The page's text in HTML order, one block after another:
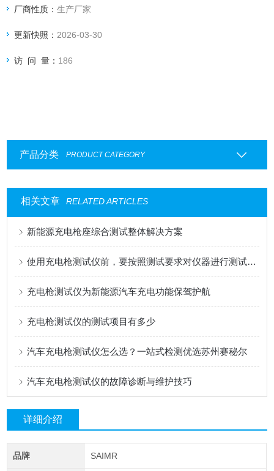
上，具备自学习回路快速生成测试组、MES系统对接、三级权
工、船舶等领域
厂商性质：生产厂家
更新快照： 2026-03-30
访 问 量： 186
产品分类 PRODUCT CATEGORY
相关文章 RELATED ARTICLES
新能源充电枪座综合测试整体解决方案
使用充电枪测试仪前，要按照测试要求对仪器进行测试再执行操作步骤
充电枪测试仪为新能源汽车充电功能保驾护航
充电枪测试仪的测试项目有多少
汽车充电枪测试仪怎么选？一站式检测优选苏州赛秘尔
汽车充电枪测试仪的故障诊断与维护技巧
详细介绍
品牌 SAIMR